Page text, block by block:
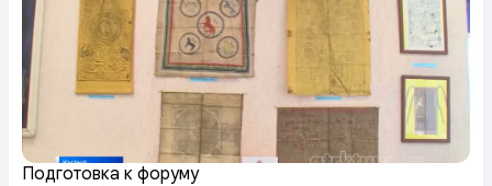
Подготовка к форуму